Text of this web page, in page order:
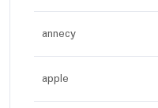
annecy
apple